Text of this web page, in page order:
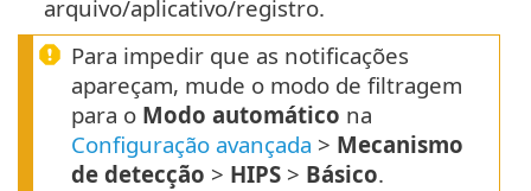
arquivo/aplicativo/registro.
Para impedir que as notificações
apareçam, mude o modo de filtragem
para o Modo automático na
Configuração avançada > Mecanismo
de detecção > HIPS > Básico.